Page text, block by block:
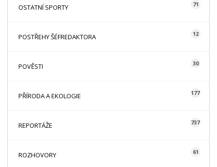
OSTATNÍ SPORTY 71
POSTŘEHY ŠÉFREDAKTORA 12
POVĚSTI 30
PŘÍRODA A EKOLOGIE 177
REPORTÁŽE 737
ROZHOVORY 61